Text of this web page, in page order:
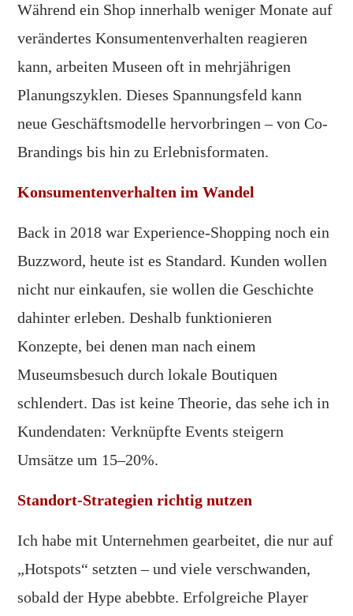
Während ein Shop innerhalb weniger Monate auf
verändertes Konsumentenverhalten reagieren
kann, arbeiten Museen oft in mehrjährigen
Planungszyklen. Dieses Spannungsfeld kann
neue Geschäftsmodelle hervorbringen – von Co-
Brandings bis hin zu Erlebnisformaten.
Konsumentenverhalten im Wandel
Back in 2018 war Experience-Shopping noch ein
Buzzword, heute ist es Standard. Kunden wollen
nicht nur einkaufen, sie wollen die Geschichte
dahinter erleben. Deshalb funktionieren
Konzepte, bei denen man nach einem
Museumsbesuch durch lokale Boutiquen
schlendert. Das ist keine Theorie, das sehe ich in
Kundendaten: Verknüpfte Events steigern
Umsätze um 15–20%.
Standort-Strategien richtig nutzen
Ich habe mit Unternehmen gearbeitet, die nur auf
„Hotspots“ setzten – und viele verschwanden,
sobald der Hype abebbte. Erfolgreiche Player